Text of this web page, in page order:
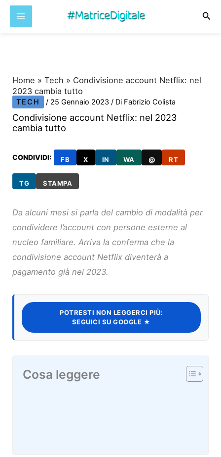
Home »Tech » Condivisione account Netflix: nel
2023 cambia tutto
TECH / 25 Gennaio 2023/ Di Fabrizio Colista
Condivisione account Netflix: nel 2023
cambia tutto
CONDIVIDI: FB X IN WA @ RT
TG STAMPA
Da alcuni mesi si parla del cambio di modalità per
condividere l’account con persone esterne al
nucleo familiare. Arriva la conferma che la
condivisione account Netflix diventerà a
pagamento già nel 2023.
POTRESTI NON LEGGERCI PIÙ:
SEGUICI SU GOOGLE ★
Cosa leggere